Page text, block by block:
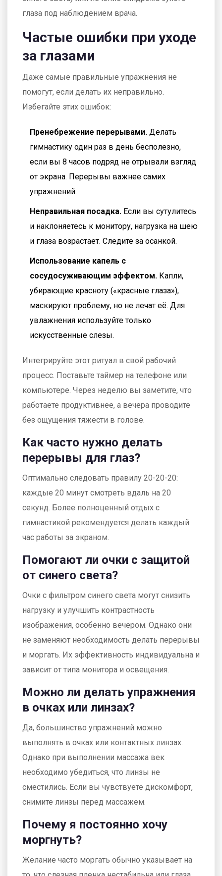
глаза под наблюдением врача.
Частые ошибки при уходе
за глазами
Даже самые правильные упражнения не
помогут, если делать их неправильно.
Избегайте этих ошибок:
Пренебрежение перерывами. Делать
гимнастику один раз в день бесполезно,
если вы 8 часов подряд не отрывали взгляд
от экрана. Перерывы важнее самих
упражнений.
Неправильная посадка. Если вы сутулитесь
и наклоняетесь к монитору, нагрузка на шею
и глаза возрастает. Следите за осанкой.
Использование капель с
сосудосуживающим эффектом. Капли,
убирающие красноту («красные глаза»),
маскируют проблему, но не лечат её. Для
увлажнения используйте только
искусственные слезы.
Интегрируйте этот ритуал в свой рабочий
процесс. Поставьте таймер на телефоне или
компьютере. Через неделю вы заметите, что
работаете продуктивнее, а вечера проводите
без ощущения тяжести в голове.
Как часто нужно делать
перерывы для глаз?
Оптимально следовать правилу 20-20-20:
каждые 20 минут смотреть вдаль на 20
секунд. Более полноценный отдых с
гимнастикой рекомендуется делать каждый
час работы за экраном.
Помогают ли очки с защитой
от синего света?
Очки с фильтром синего света могут снизить
нагрузку и улучшить контрастность
изображения, особенно вечером. Однако они
не заменяют необходимость делать перерывы
и моргать. Их эффективность индивидуальна и
зависит от типа монитора и освещения.
Можно ли делать упражнения
в очках или линзах?
Да, большинство упражнений можно
выполнять в очках или контактных линзах.
Однако при выполнении массажа век
необходимо убедиться, что линзы не
сместились. Если вы чувствуете дискомфорт,
снимите линзы перед массажем.
Почему я постоянно хочу
моргнуть?
Желание часто моргать обычно указывает на